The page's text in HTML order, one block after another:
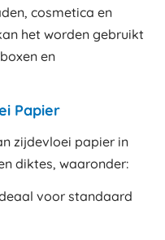
cosmetica en
het worden gebruikt
en
Papier
zijdevloei papier in
diktes, waaronder:
voor standaard